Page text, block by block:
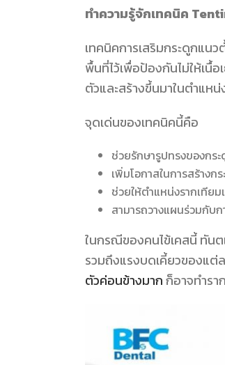
ทำความรู้จักเทคนิค
เทคนิคการเสริมกระดูกแน
พื้นที่ไว้เพื่อป้องกันไม่ให้เนื้
ตัวและสร้างขึ้นมาในตำแหน่
จุดเด่นของเทคนิคนี้คือ
ช่วยรักษารูปทรงของกร
เพิ่มโอกาสในการสร้างก
ช่วยให้ตำแหน่งรากเทีย
สามารถวางแผนร่วมกับ
ในกรณีของคนไข้เคสนี้ ทัน
รวมถึงแรงบดเคี้ยวของแต่
ตัวค่อนข้างมากก็อาจทำรา